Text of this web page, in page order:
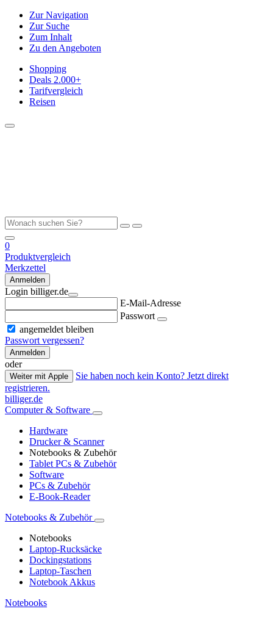
Zur Navigation
Zur Suche
Zum Inhalt
Zu den Angeboten
Shopping
Deals 2.000+
Tarifvergleich
Reisen
0
Produktvergleich
Merkzettel
Anmelden
Login billiger.de
E-Mail-Adresse
Passwort
angemeldet bleiben
Passwort vergessen?
Anmelden
oder
Weiter mit Apple
Sie haben noch kein Konto? Jetzt direkt
registrieren.
billiger.de
Computer & Software
Hardware
Drucker & Scanner
Notebooks & Zubehör
Tablet PCs & Zubehör
Software
PCs & Zubehör
E-Book-Reader
Notebooks & Zubehör
Notebooks
Laptop-Rucksäcke
Dockingstations
Laptop-Taschen
Notebook Akkus
Notebooks